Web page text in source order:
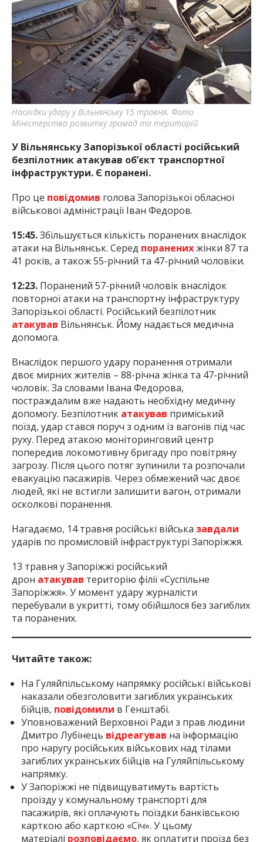
найважливішу інформацію про події
міста Запоріжжя та області.
Наслідки удару у Вільнянську 15 травня. Фото
Міністерства розвитку громад та територій
У Вільнянську Запорізької області російський
безпілотник атакував об’єкт транспортної
інфраструктури. Є поранені.
Про це повідомив голова Запорізької обласної
військової адміністрації Іван Федоров.
15:45.Збільшується кількість поранених внаслідок
атаки на Вільнянськ. Серед пораненихжінки 87 та
41 років, а також 55-річний та 47-річний чоловіки.
12:23. Поранений 57-річний чоловік внаслідок
повторної атаки на транспортну інфраструктуру
Запорізької області. Російський безпілотник
атакував Вільнянськ. Йому надається медична
допомога.
Внаслідок першого удару поранення отримали
двоє мирних жителів – 88-річна жінка та 47-річний
чоловік. За словами Івана Федорова,
постраждалим вже надають необхідну медичну
допомогу. Безпілотник атакував приміський
поїзд, удар стався поруч з одним із вагонів під час
руху. Перед атакою моніторинговий центр
попередив локомотивну бригаду про повітряну
загрозу. Після цього потяг зупинили та розпочали
евакуацію пасажирів. Через обмежений час двоє
людей, які не встигли залишити вагон, отримали
осколкові поранення.
Нагадаємо, 14 травня російські війська завдали
ударів по промисловій інфраструктурі Запоріжжя.
13 травня у Запоріжжі російський
дрон атакував територію філії «Суспільне
Запоріжжя». У момент удару журналісти
перебували в укритті, тому обійшлося без загиблих
та поранених.
Читайте також:
На Гуляйпільському напрямку російські військові
наказали обезголовити загиблих українських
бійців, повідомили в Генштабі.
Уповноважений Верховної Ради з прав людини
Дмитро Лубінець відреагував на інформацію
про наругу російських військових над тілами
загиблих українських бійців на Гуляйпільському
напрямку.
У Запоріжжі не підвищуватимуть вартість
проїзду у комунальному транспорті для
пасажирів, які оплачують поїздки банківською
карткою або карткою «Січ». У цьому
матеріалі розповідаємо, як оплатити проїзд без